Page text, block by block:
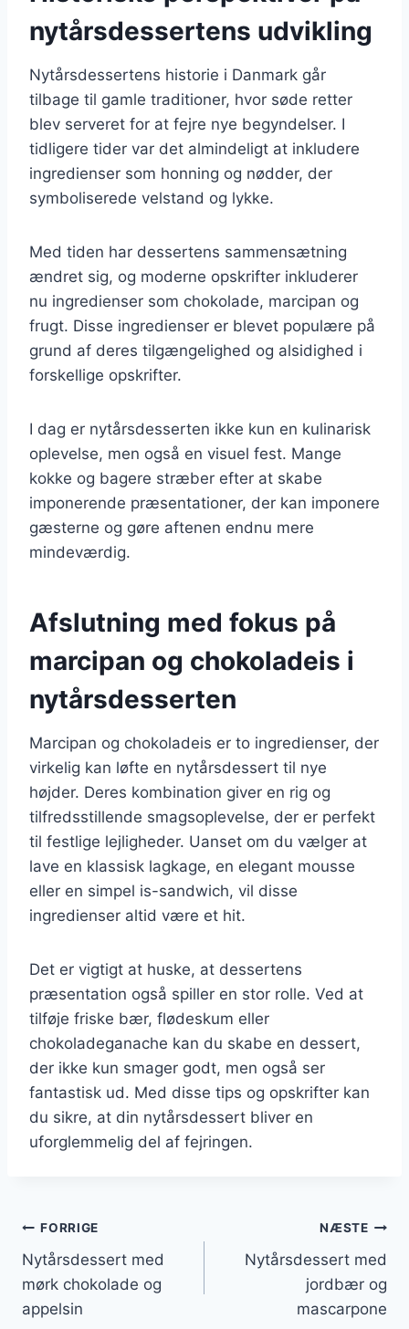
nytårsdessertens udvikling
Nytårsdessertens historie i Danmark går
tilbage til gamle traditioner, hvor søde retter
blev serveret for at fejre nye begyndelser. I
tidligere tider var det almindeligt at inkludere
ingredienser som honning og nødder, der
symboliserede velstand og lykke.
Med tiden har dessertens sammensætning
ændret sig, og moderne opskrifter inkluderer
nu ingredienser som chokolade, marcipan og
frugt. Disse ingredienser er blevet populære på
grund af deres tilgængelighed og alsidighed i
forskellige opskrifter.
I dag er nytårsdesserten ikke kun en kulinarisk
oplevelse, men også en visuel fest. Mange
kokke og bagere stræber efter at skabe
imponerende præsentationer, der kan imponere
gæsterne og gøre aftenen endnu mere
mindeværdig.
Afslutning med fokus på
marcipan og chokoladeis i
nytårsdesserten
Marcipan og chokoladeis er to ingredienser, der
virkelig kan løfte en nytårsdessert til nye
højder. Deres kombination giver en rig og
tilfredsstillende smagsoplevelse, der er perfekt
til festlige lejligheder. Uanset om du vælger at
lave en klassisk lagkage, en elegant mousse
eller en simpel is-sandwich, vil disse
ingredienser altid være et hit.
Det er vigtigt at huske, at dessertens
præsentation også spiller en stor rolle. Ved at
tilføje friske bær, flødeskum eller
chokoladeganache kan du skabe en dessert,
der ikke kun smager godt, men også ser
fantastisk ud. Med disse tips og opskrifter kan
du sikre, at din nytårsdessert bliver en
uforglemmelig del af fejringen.
Indlægsnavigation
FORRIGE
Nytårsdessert med
mørk chokolade og
appelsin
NÆSTE
Nytårsdessert med
jordbær og
mascarpone